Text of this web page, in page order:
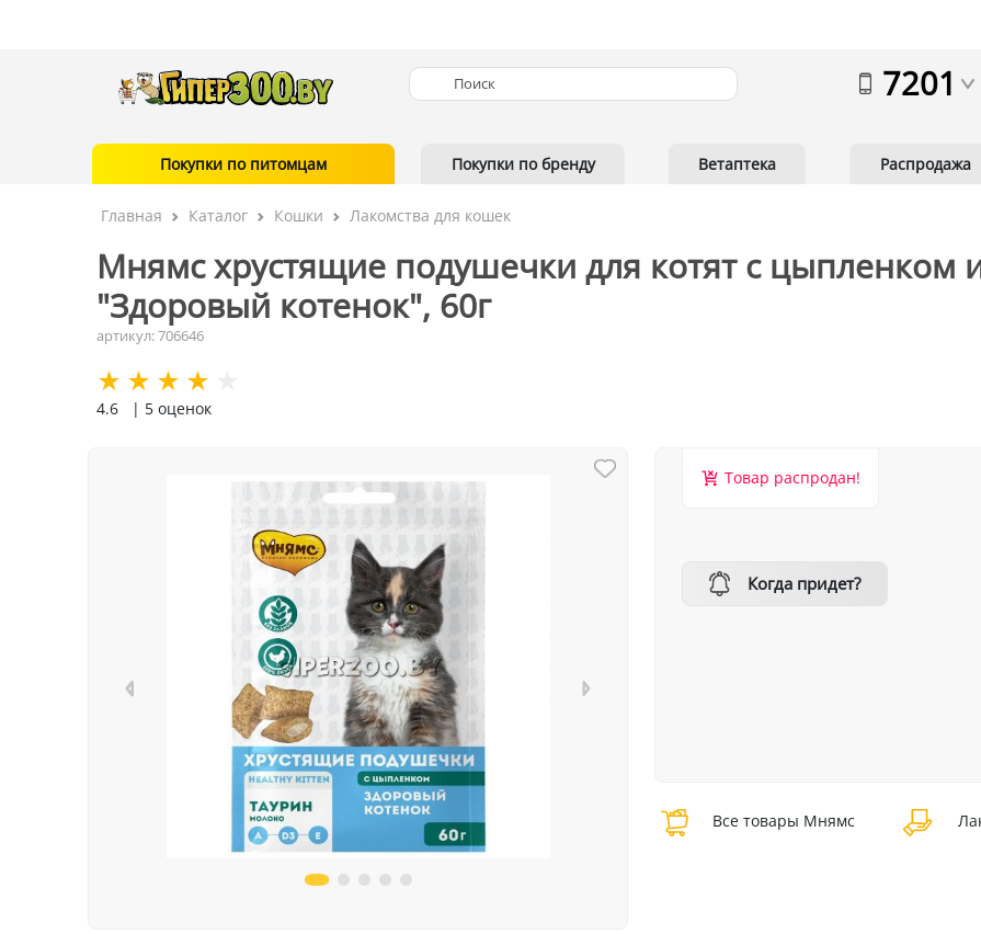
7201
Покупки по питомцам Покупки по бренду Ветаптека Распродажа
Главная Каталог Кошки Лакомства для кошек
Мнямс хрустящие подушечки для котят с цыпленком
"Здоровый котенок", 60г
артикул: 706646
4.6 | 5 оценок
Товар распродан!
Когда придет?
Все товары Мнямс